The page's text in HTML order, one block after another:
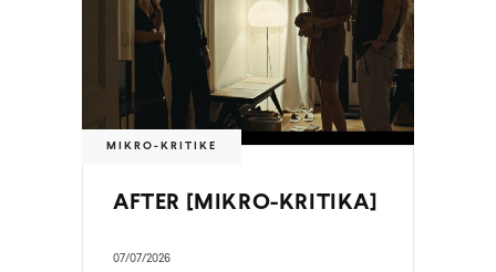
MIKRO-KRITIKE
AFTER [MIKRO-KRITIKA]
07/07/2026